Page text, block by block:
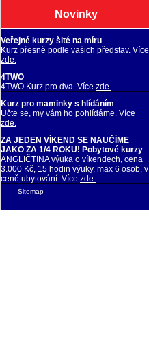
Novinky
Veřejné kurzy šité na míru
Kurz přesně podle vašich představ. Více
zde.
4TWO
4TWO Kurz pro dva. Více zde.
Kurz pro maminky s hlídáním
Učte se, my vám ho pohlídáme. Více
zde.
ZA JEDEN VÍKEND SE NAUČÍME
JAKO ZA 1/4 ROKU! Pobytové kurzy
ANGLIČTINA výuka o víkendech, cena
3.000 Kč, 15 hodin výuky, max 6 osob, v
ceně ubytování. Více zde.
Sitemap